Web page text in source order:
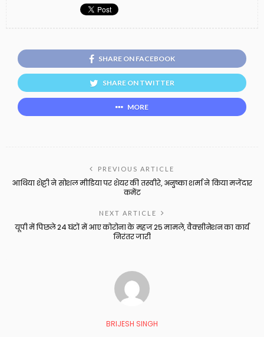
SHARE ON FACEBOOK
SHARE ON TWITTER
MORE
PREVIOUS ARTICLE
आथिया शेट्टी ने सोशल मीडिया पर शेयर की तस्वीरे, अनुुष्का शर्मा ने किया मजेंदार
कमेंट
NEXT ARTICLE
यूपी में पिछले 24 घंटों में आए कोरोना के महज 25 मामले, वैक्सीनेशन का कार्य
निरंतर जारी
BRIJESH SINGH